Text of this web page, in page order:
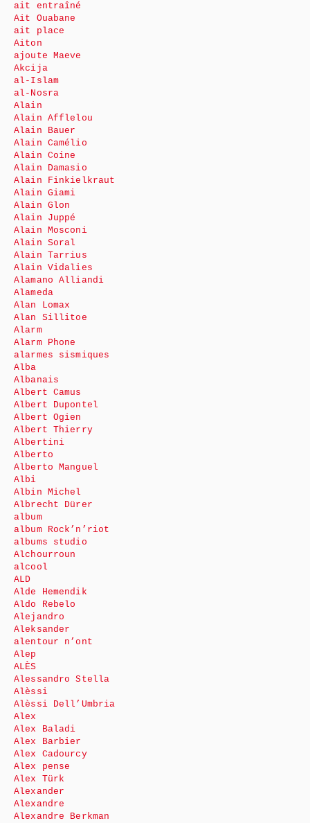
ait entraîné
Ait Ouabane
ait place
Aiton
ajoute Maeve
Akcija
al-Islam
al-Nosra
Alain
Alain Afflelou
Alain Bauer
Alain Camélio
Alain Coine
Alain Damasio
Alain Finkielkraut
Alain Giami
Alain Glon
Alain Juppé
Alain Mosconi
Alain Soral
Alain Tarrius
Alain Vidalies
Alamano Alliandi
Alameda
Alan Lomax
Alan Sillitoe
Alarm
Alarm Phone
alarmes sismiques
Alba
Albanais
Albert Camus
Albert Dupontel
Albert Ogien
Albert Thierry
Albertini
Alberto
Alberto Manguel
Albi
Albin Michel
Albrecht Dürer
album
album Rock’n’riot
albums studio
Alchourroun
alcool
ALD
Alde Hemendik
Aldo Rebelo
Alejandro
Aleksander
alentour n’ont
Alep
ALÈS
Alessandro Stella
Alèssi
Alèssi Dell’Umbria
Alex
Alex Baladi
Alex Barbier
Alex Cadourcy
Alex pense
Alex Türk
Alexander
Alexandre
Alexandre Berkman